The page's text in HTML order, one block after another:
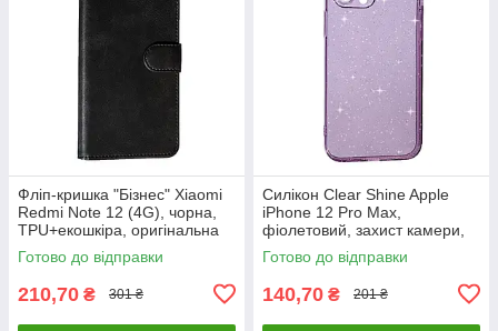
Фліп-кришка "Бізнес" Xiaomi
Redmi Note 12 (4G), чорна,
TPU+екошкіра, оригінальна
Готово до відправки
210,70 ₴ 301 ₴
Силікон Clear Shine Apple
iPhone 12 Pro Max,
фіолетовий, захист камери,
високоякісний матеріал
Готово до відправки
140,70 ₴ 201 ₴